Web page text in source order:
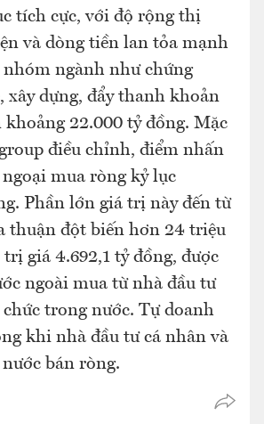
tích cực, với độ rộng thị
và dòng tiền lan tỏa mạnh
nhóm ngành như chứng
xây dựng, đẩy thanh khoản
22.000 tỷ đồng. Mặc
điều chỉnh, điểm nhấn
mua ròng kỷ lục
Phần lớn giá trị này đến từ
thuận đột biến hơn 24 triệu
giá 4.692,1 tỷ đồng, được
ngoài mua từ nhà đầu tư
trong nước. Tự doanh
khi nhà đầu tư cá nhân và
bán ròng.